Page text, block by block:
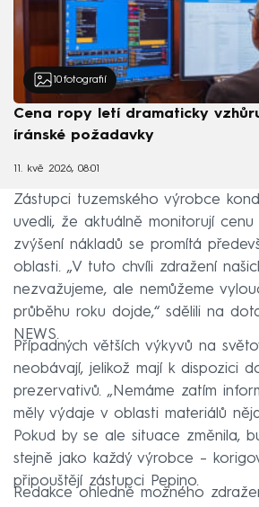
10 fotografií
Cena ropy letí dramaticky
íránské požadavky
11. kvě 2026, 08:01
Zástupci tuzemského výrobce
uvedli, že aktuálně monitorují cenu
zvýšení nákladů se promítá
oblasti. „V tuto chvíli zdražení
nezvažujeme, ale nemůžeme
průběhu roku dojde,“ sdělili na
NEWS.
Případných větších výkyvů na
neobávají, jelikož mají k dispozici
prezervativů. „Nemáme zatím
měly výdaje v oblasti materiálů
Pokud by se ale situace změnila,
stejně jako každý výrobce –
připouštějí zástupci Pepino.
Redakce ohledně možného